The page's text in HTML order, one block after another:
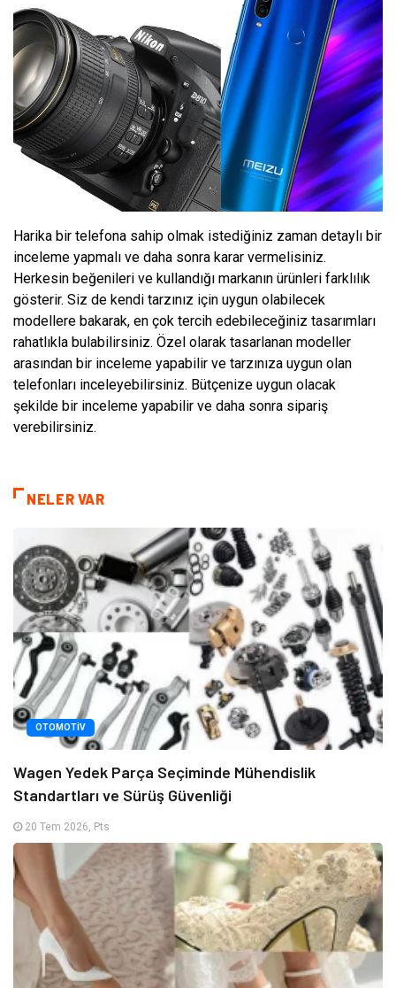
Harika bir telefona sahip olmak istediğiniz zaman detaylı bir
inceleme yapmalı ve daha sonra karar vermelisiniz.
Herkesin beğenileri ve kullandığı markanın ürünleri farklılık
gösterir. Siz de kendi tarzınız için uygun olabilecek
modellere bakarak, en çok tercih edebileceğiniz tasarımları
rahatlıkla bulabilirsiniz. Özel olarak tasarlanan modeller
arasından bir inceleme yapabilir ve tarzınıza uygun olan
telefonları inceleyebilirsiniz. Bütçenize uygun olacak
şekilde bir inceleme yapabilir ve daha sonra sipariş
verebilirsiniz.
NELER VAR
OTOMOTIV
Wagen Yedek Parça Seçiminde Mühendislik
Standartları ve Sürüş Güvenliği
20 Tem 2026, Pts